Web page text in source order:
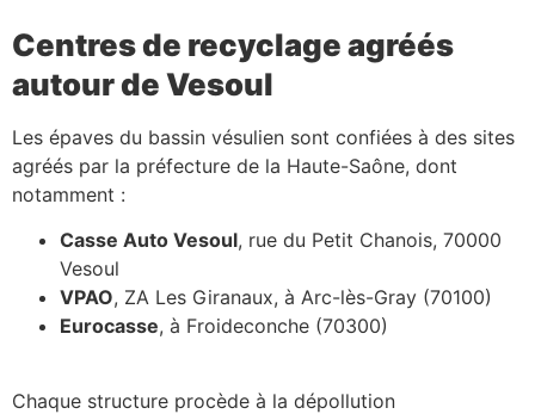
Centres de recyclage agréés
autour de Vesoul
Les épaves du bassin vésulien sont confiées à des sites
agréés par la préfecture de la Haute-Saône, dont
notamment :
Casse Auto Vesoul, rue du Petit Chanois, 70000
Vesoul
VPAO, ZA Les Giranaux, à Arc-lès-Gray (70100)
Eurocasse, à Froideconche (70300)
Chaque structure procède à la dépollution